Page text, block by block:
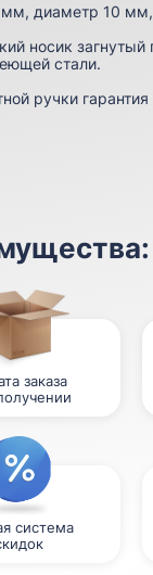
диаметр 10
носик
стали.
ручки гарантия
заказа
система